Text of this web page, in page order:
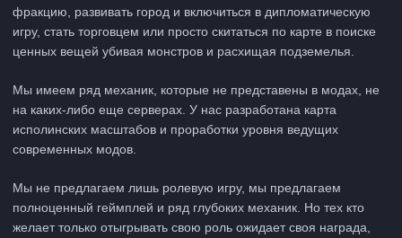
фракцию, развивать город и включиться в дипломатическую
игру, стать торговцем или просто скитаться по карте в поиске
ценных вещей убивая монстров и расхищая подземелья.
Мы имеем ряд механик, которые не представены в модах, не
на каких-либо еще серверах. У нас разработана карта
исполинских масштабов и проработки уровня ведущих
современных модов.
Мы не предлагаем лишь ролевую игру, мы предлагаем
полноценный геймплей и ряд глубоких механик. Но тех кто
желает только отыгрывать свою роль ожидает своя награда,